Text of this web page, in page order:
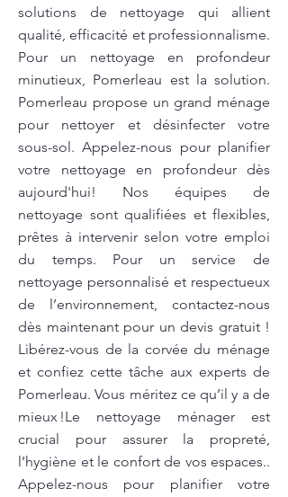
solutions de nettoyage qui allient
qualité, efficacité et professionnalisme.
Pour un nettoyage en profondeur
minutieux, Pomerleau est la solution.
Pomerleau propose un grand ménage
pour nettoyer et désinfecter votre
sous-sol. Appelez-nous pour planifier
votre nettoyage en profondeur dès
aujourd'hui! Nos équipes de
nettoyage sont qualifiées et flexibles,
prêtes à intervenir selon votre emploi
du temps. Pour un service de
nettoyage personnalisé et respectueux
de l’environnement, contactez-nous
dès maintenant pour un devis gratuit !
Libérez-vous de la corvée du ménage
et confiez cette tâche aux experts de
Pomerleau. Vous méritez ce qu’il y a de
mieux !Le nettoyage ménager est
crucial pour assurer la propreté,
l’hygiène et le confort de vos espaces..
Appelez-nous pour planifier votre